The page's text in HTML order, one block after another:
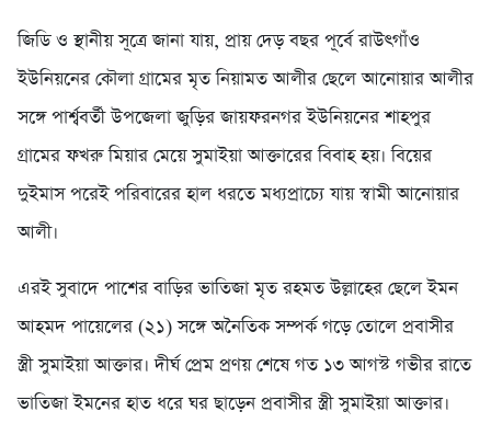
জিডি ও স্থানীয় সূত্রে জানা যায়, প্রায় দেড় বছর পূর্বে রাউৎগাঁও
ইউনিয়নের কৌলা গ্রামের মৃত নিয়ামত আলীর ছেলে আনোয়ার আলীর
সঙ্গে পার্শ্ববর্তী উপজেলা জুড়ির জায়ফরনগর ইউনিয়নের শাহপুর
গ্রামের ফখরু মিয়ার মেয়ে সুমাইয়া আক্তারের বিবাহ হয়। বিয়ের
দুইমাস পরেই পরিবারের হাল ধরতে মধ্যপ্রাচ্যে যায় স্বামী আনোয়ার
আলী।
এরই সুবাদে পাশের বাড়ির ভাতিজা মৃত রহমত উল্লাহের ছেলে ইমন
আহমদ পায়েলের (২১) সঙ্গে অনৈতিক সম্পর্ক গড়ে তোলে প্রবাসীর
স্ত্রী সুমাইয়া আক্তার। দীর্ঘ প্রেম প্রণয় শেষে গত ১৩ আগস্ট গভীর রাতে
ভাতিজা ইমনের হাত ধরে ঘর ছাড়েন প্রবাসীর স্ত্রী সুমাইয়া আক্তার।